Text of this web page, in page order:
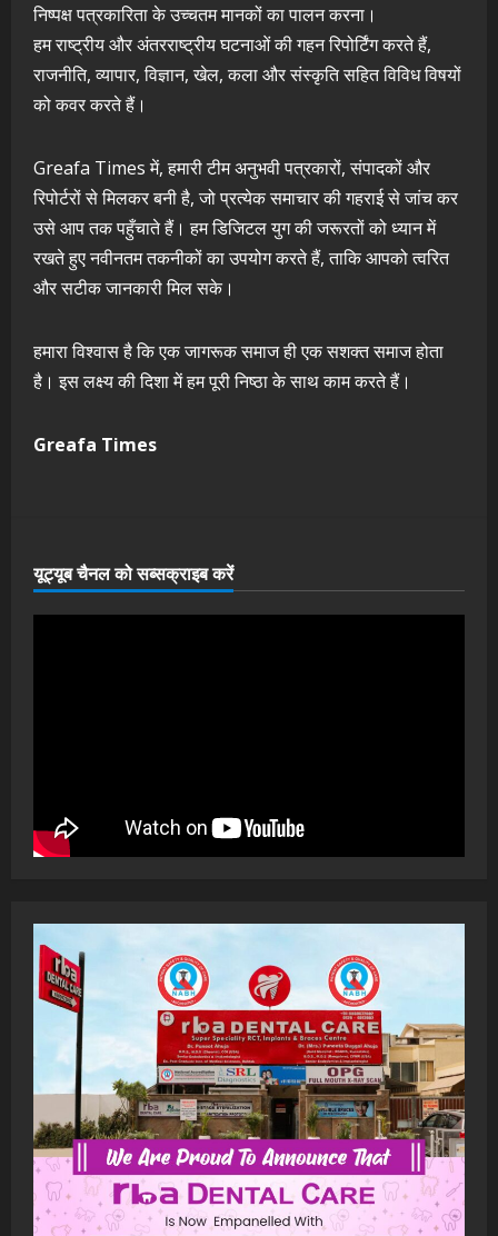
निष्पक्ष पत्रकारिता के उच्चतम मानकों का पालन करना।
हम राष्ट्रीय और अंतरराष्ट्रीय घटनाओं की गहन रिपोर्टिंग करते हैं,
राजनीति, व्यापार, विज्ञान, खेल, कला और संस्कृति सहित विविध विषयों
को कवर करते हैं।
Greafa Times में, हमारी टीम अनुभवी पत्रकारों, संपादकों और
रिपोर्टरों से मिलकर बनी है, जो प्रत्येक समाचार की गहराई से जांच कर
उसे आप तक पहुँचाते हैं। हम डिजिटल युग की जरूरतों को ध्यान में
रखते हुए नवीनतम तकनीकों का उपयोग करते हैं, ताकि आपको त्वरित
और सटीक जानकारी मिल सके।
हमारा विश्वास है कि एक जागरूक समाज ही एक सशक्त समाज होता
है। इस लक्ष्य की दिशा में हम पूरी निष्ठा के साथ काम करते हैं।
Greafa Times
यूट्यूब चैनल को सब्सक्राइब करें